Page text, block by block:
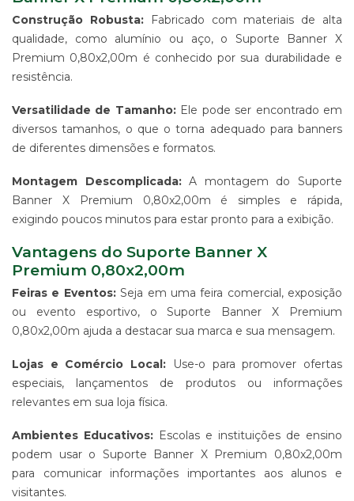
PRODUTO
PROMOCIONAL
PARA
EVENTOS
E
PRODUTO
PROMOCIONAL
PARA
VENDA
-
PDV
ESTAMPARIA
DE
TECIDO
CORRIDO
CENTRALIZADO
DE
PRODUTO
EM
IMPRESSÃO
DE
SINALIZAÇÃO
"CATÁLOGOS"
Construção Robusta:Fabricado com materiais de alta
qualidade, como alumínio ou aço, o Suporte Banner X
Premium 0,80x2,00m é conhecido por sua durabilidade e
resistência.
Versatilidade de Tamanho:Ele pode ser encontrado em
diversos tamanhos, o que o torna adequado para banners
de diferentes dimensões e formatos.
Montagem Descomplicada:A montagem do Suporte
Banner X Premium 0,80x2,00m é simples e rápida,
exigindo poucos minutos para estar pronto para a exibição.
Vantagens do Suporte Banner X
Premium 0,80x2,00m
Feiras e Eventos:Seja em uma feira comercial, exposição
ou evento esportivo, o Suporte Banner X Premium
0,80x2,00m ajuda a destacar sua marca e sua mensagem.
Lojas e Comércio Local: Use-o para promover ofertas
especiais, lançamentos de produtos ou informações
relevantes em sua loja física.
Ambientes Educativos: Escolas e instituições de ensino
podem usar o Suporte Banner X Premium 0,80x2,00m
para comunicar informações importantes aos alunos e
visitantes.